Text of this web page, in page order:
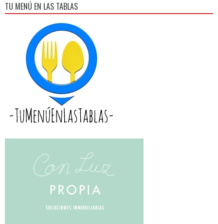
TU MENÚ EN LAS TABLAS